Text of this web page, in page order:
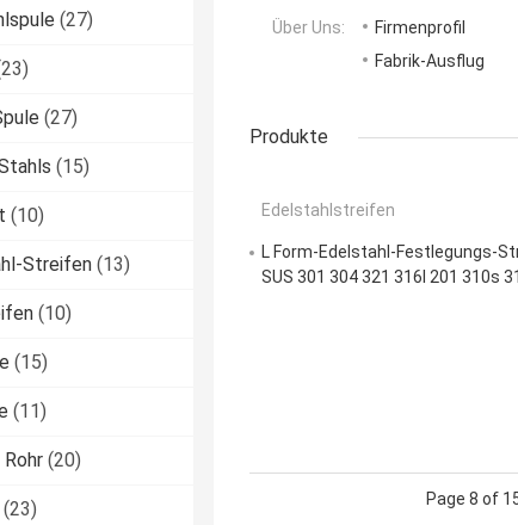
(27)
(27)
(15)
(10)
Streifen (13)
(10)
(15)
(11)
(20)
(23)
Über Uns: Firmenprofil
Fabrik-Ausflug
Produkte
Edelstahlstreifen
L Form-Edelstahl-Festlegungs-
SUS 301 304 321 316l 201 310s
Page 8 of